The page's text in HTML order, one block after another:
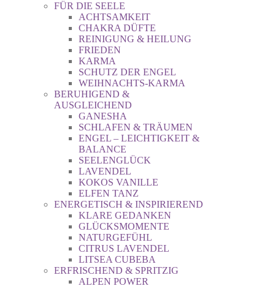
FÜR DIE SEELE
ACHTSAMKEIT
CHAKRA DÜFTE
REINIGUNG & HEILUNG
FRIEDEN
KARMA
SCHUTZ DER ENGEL
WEIHNACHTS-KARMA
BERUHIGEND &
AUSGLEICHEND
GANESHA
SCHLAFEN & TRÄUMEN
ENGEL – LEICHTIGKEIT &
BALANCE
SEELENGLÜCK
LAVENDEL
KOKOS VANILLE
ELFEN TANZ
ENERGETISCH & INSPIRIEREND
KLARE GEDANKEN
GLÜCKSMOMENTE
NATURGEFÜHL
CITRUS LAVENDEL
LITSEA CUBEBA
ERFRISCHEND & SPRITZIG
ALPEN POWER